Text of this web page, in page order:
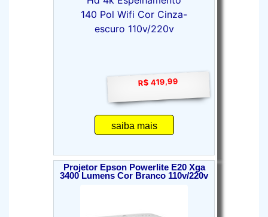
R$ 419,99
saiba mais
Projetor Epson Powerlite E20 Xga
3400 Lumens Cor Branco 110v/220v